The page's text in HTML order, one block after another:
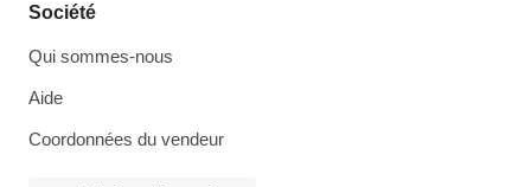
Société
Qui sommes-nous
Aide
Coordonnées du vendeur